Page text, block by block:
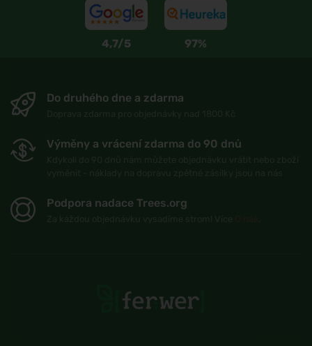
4,7/5 97%
Do druhého dne a zdarma
Výměny a vrácení zdarma do 90 dnů
Podpora nadace Trees.org